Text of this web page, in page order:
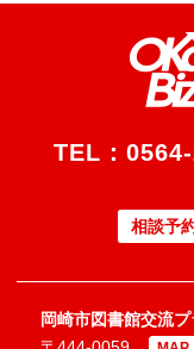
TEL：
相談予
岡崎市図書館交流